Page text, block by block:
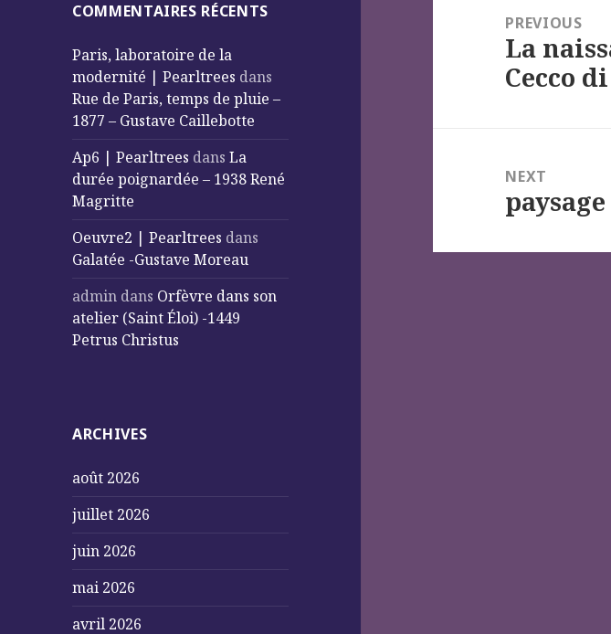
COMMENTAIRES RÉCENTS
Paris, laboratoire de la
modernité | Pearltrees dans
Rue de Paris, temps de pluie –
1877 – Gustave Caillebotte
Ap6 | Pearltrees dansLa
durée poignardée – 1938 René
Magritte
Oeuvre2 | Pearltrees dans
Galatée -Gustave Moreau
admin dans Orfèvre dans son
atelier (Saint Éloi) -1449
Petrus Christus
ARCHIVES
août 2026
juillet 2026
juin 2026
mai 2026
avril 2026
l’article
PREVIOUS
Previous
post:
La
Cecco
NEXT
Next